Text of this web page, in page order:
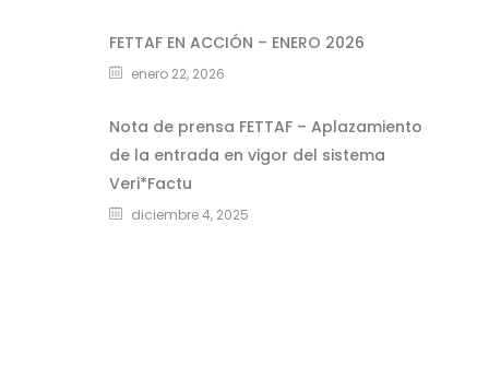
FETTAF EN ACCIÓN – ENERO 2026
enero 22, 2026
Nota de prensa FETTAF – Aplazamiento
de la entrada en vigor del sistema
Veri*Factu
diciembre 4, 2025